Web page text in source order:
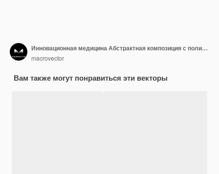
Инновационная медицина Абстрактная композиция с полигональными изображениями каркаса человеческой руки, тщательно держащей сердце, векторная иллюстрация
macrovector
Вам также могут понравиться эти векторы